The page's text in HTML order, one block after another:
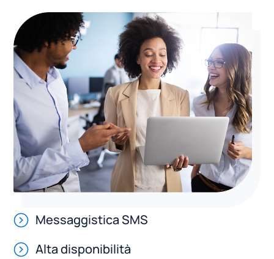
Messaggistica SMS
Alta disponibilità